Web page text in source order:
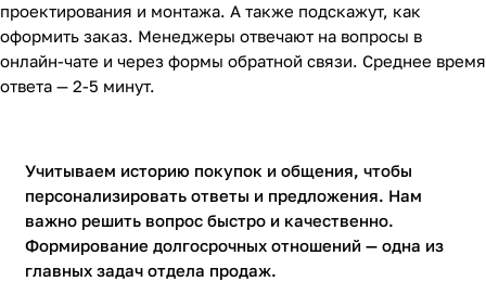
проектирования и монтажа. А также подскажут, как
оформить заказ. Менеджеры отвечают на вопросы в
онлайн-чате и через формы обратной связи. Среднее время
ответа — 2-5 минут.
Учитываем историю покупок и общения, чтобы
персонализировать ответы и предложения. Нам
важно решить вопрос быстро и качественно.
Формирование долгосрочных отношений — одна из
главных задач отдела продаж.